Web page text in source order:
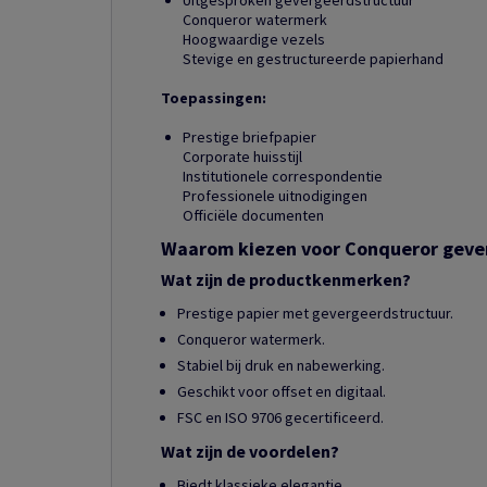
Conqueror watermerk
Hoogwaardige vezels
Stevige en gestructureerde papierhand
Toepassingen:
Prestige briefpapier
Corporate huisstijl
Institutionele correspondentie
Professionele uitnodigingen
Officiële documenten
Waarom kiezen voor Conqueror
Wat zijn de productkenmerken?
Prestige papier met gevergeerdstructuur.
Conqueror watermerk.
Stabiel bij druk en nabewerking.
Geschikt voor offset en digitaal.
FSC en ISO 9706 gecertificeerd.
Wat zijn de voordelen?